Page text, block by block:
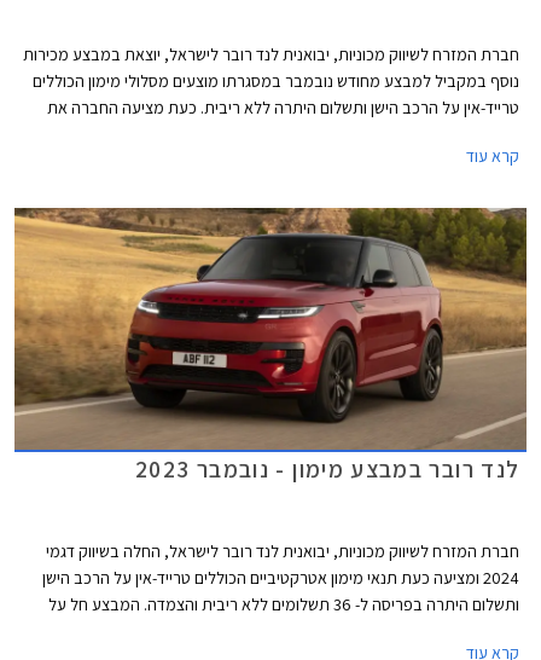
חברת המזרח לשיווק מכוניות, יבואנית לנד רובר לישראל, יוצאת במבצע מכירות
נוסף במקביל למבצע מחודש נובמבר במסגרתו מוצעים מסלולי מימון הכוללים
טרייד-אין על הרכב הישן ותשלום היתרה ללא ריבית. כעת מציעה החברה את
לרוכשים לחסוך את עליית המס שתיכנס לתוקף בינואר הקרוב. המבצע תקף בין
קרא עוד
לנד רובר במבצע מימון - נובמבר 2023
חברת המזרח לשיווק מכוניות, יבואנית לנד רובר לישראל, החלה בשיווק דגמי
2024 ומציעה כעת תנאי מימון אטרקטיביים הכוללים טרייד-אין על הרכב הישן
ותשלום היתרה בפריסה ל- 36 תשלומים ללא ריבית והצמדה. המבצע חל על
קרא עוד